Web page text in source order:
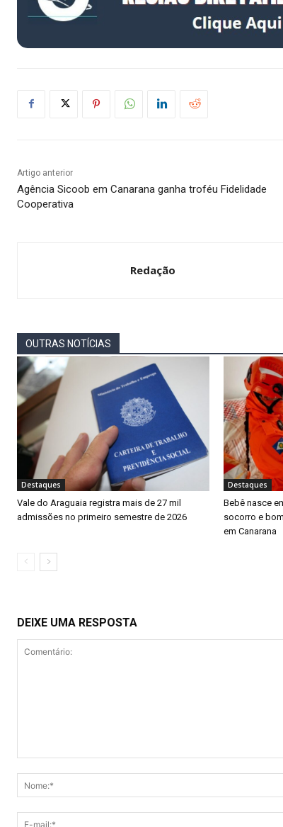
Artigo anterior
Agência Sicoob em Canarana ganha troféu Fidelidade
Cooperativa
Redação
OUTRAS NOTÍCIAS
Destaques
Vale do Araguaia registra mais de 27 mil
admissões no primeiro semestre de 2026
Destaques
Bebê nasce
socorro e
em Canarana
DEIXE UMA RESPOSTA